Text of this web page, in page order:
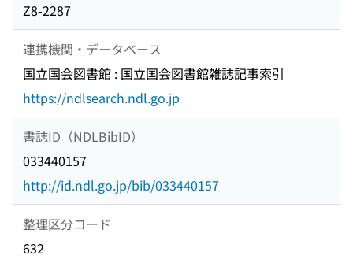
Z8-2287
連携機関・データベース
国立国会図書館 : 国立国会図書館雑誌記事索引
https://ndlsearch.ndl.go.jp
書誌ID（NDLBibID）
033440157
http://id.ndl.go.jp/bib/033440157
整理区分コード
632